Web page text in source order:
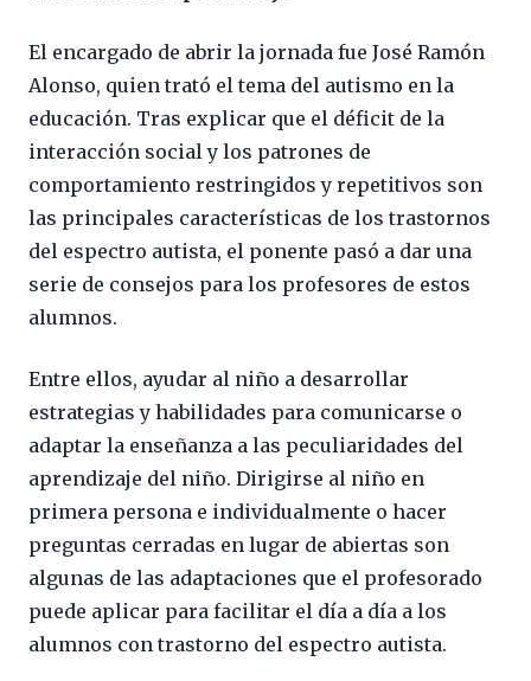
El encargado de abrir la jornada fue José Ramón
Alonso, quien trató el tema del autismo en la
educación. Tras explicar que el déficit de la
interacción social y los patrones de
comportamiento restringidos y repetitivos son
las principales características de los trastornos
del espectro autista, el ponente pasó a dar una
serie de consejos para los profesores de estos
alumnos.
Entre ellos, ayudar al niño a desarrollar
estrategias y habilidades para comunicarse o
adaptar la enseñanza a las peculiaridades del
aprendizaje del niño. Dirigirse al niño en
primera persona e individualmente o hacer
preguntas cerradas en lugar de abiertas son
algunas de las adaptaciones que el profesorado
puede aplicar para facilitar el día a día a los
alumnos con trastorno del espectro autista.